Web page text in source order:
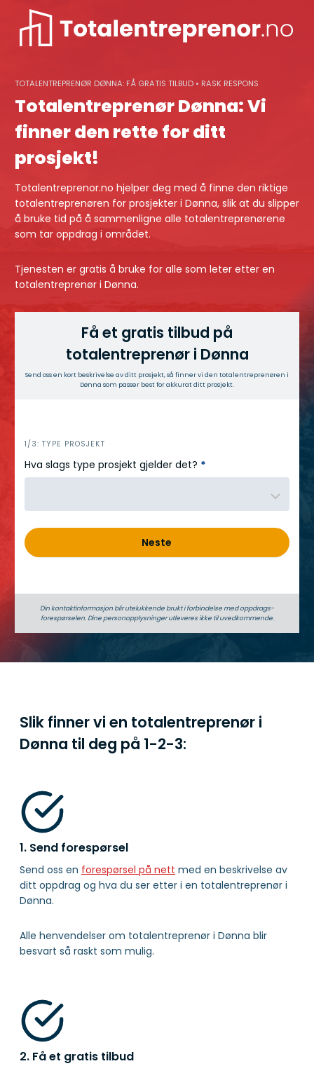
TOTALENTREPRENØR DØNNA: FÅ GRATIS TILBUD • RASK RESPONS
Totalentreprenør Dønna: Vi
finner den rette for ditt
prosjekt!
Totalentreprenor.no hjelper deg med å finne den riktige
totalentreprenøren for prosjekter i Dønna, slik at du slipper
å bruke tid på å sammenligne alle totalentreprenørene
som tar oppdrag i området.
Tjenesten er gratis å bruke for alle som leter etter en
totalentreprenør i Dønna.
Få et gratis tilbud på
totalentreprenør i Dønna
Send oss en kort beskrivelse av ditt prosjekt, så finner vi den totalentreprenøren i
Dønna som passer best for akkurat ditt prosjekt.
h
e
r
1/3: TYPE PROSJEKT
Hva slags type prosjekt gjelder det? *
Neste
Din kontaktinformasjon blir utelukkende brukt i forbindelse med oppdrags­
forespørselen. Dine person­­opplysninger utleveres ikke til uvedkommende.
Slik finner vi en totalentreprenør i
Dønna til deg på 1-2-3:
1. Send forespørsel
Send oss en forespørsel på nett med en beskrivelse av
ditt oppdrag og hva du ser etter i en totalentreprenør i
Dønna.
Alle henvendelser om totalentreprenør i Dønna blir
besvart så raskt som mulig.
2. Få et gratis tilbud